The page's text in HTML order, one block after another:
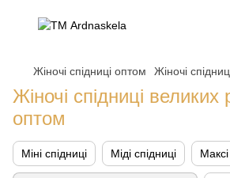
Жіночі спідниці оптом Жіночі
Жіночі спідниці великих
оптом
Міні спідниці Міді спідниці